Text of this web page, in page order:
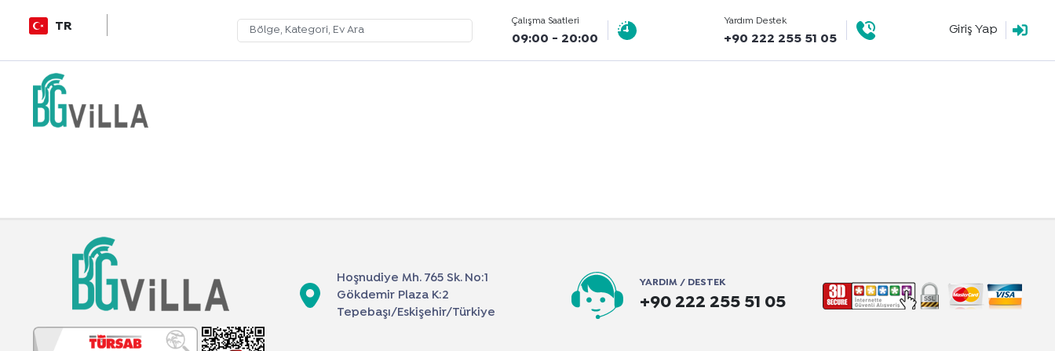
TR Çalışma Saatleri
09:00 - 20:00
Yardım Destek
+90 222 255 51 05
Giriş Yap
Hoşnudiye Mh. 765 Sk. No:1
Gökdemir Plaza K:2
Tepebaşı/Eskişehir/Türkiye
YARDIM / DESTEK
+90 222 255 51 05